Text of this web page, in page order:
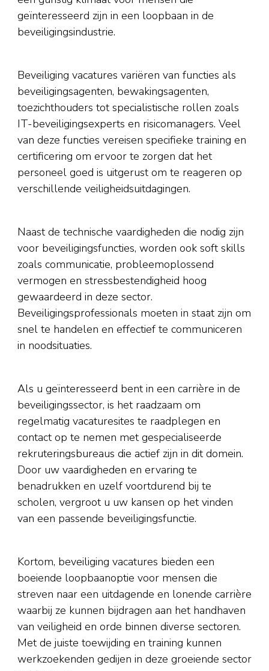
geïnteresseerd zijn in een loopbaan in de
beveiligingsindustrie.
Beveiliging vacatures variëren van functies als
beveiligingsagenten, bewakingsagenten,
toezichthouders tot specialistische rollen zoals
IT-beveiligingsexperts en risicomanagers. Veel
van deze functies vereisen specifieke training en
certificering om ervoor te zorgen dat het
personeel goed is uitgerust om te reageren op
verschillende veiligheidsuitdagingen.
Naast de technische vaardigheden die nodig zijn
voor beveiligingsfuncties, worden ook soft skills
zoals communicatie, probleemoplossend
vermogen en stressbestendigheid hoog
gewaardeerd in deze sector.
Beveiligingsprofessionals moeten in staat zijn om
snel te handelen en effectief te communiceren
in noodsituaties.
Als u geïnteresseerd bent in een carrière in de
beveiligingssector, is het raadzaam om
regelmatig vacaturesites te raadplegen en
contact op te nemen met gespecialiseerde
rekruteringsbureaus die actief zijn in dit domein.
Door uw vaardigheden en ervaring te
benadrukken en uzelf voortdurend bij te
scholen, vergroot u uw kansen op het vinden
van een passende beveiligingsfunctie.
Kortom, beveiliging vacatures bieden een
boeiende loopbaanoptie voor mensen die
streven naar een uitdagende en lonende carrière
waarbij ze kunnen bijdragen aan het handhaven
van veiligheid en orde binnen diverse sectoren.
Met de juiste toewijding en training kunnen
werkzoekenden gedijen in deze groeiende sector